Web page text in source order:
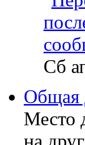
Сб
Общая
Место